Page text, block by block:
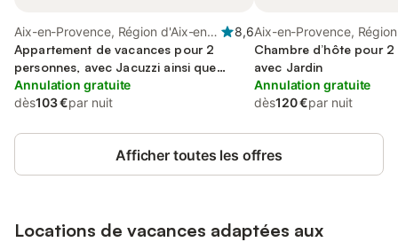
Aix-en-Provence, Région d'Aix-en-
Provence
8,6
Appartement de vacances pour 2
personnes, avec Jacuzzi ainsi que
Terrasse et Jardin
Annulation gratuite
dès103 €par nuit
Aix-en-Provence,
Provence
Chambre d’hôte pour
avec Jardin
Annulation gratuite
dès120 €par nuit
Afficher toutes les offres
Locations de vacances adaptées aux